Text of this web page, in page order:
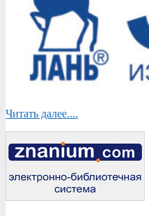
Читать далее....